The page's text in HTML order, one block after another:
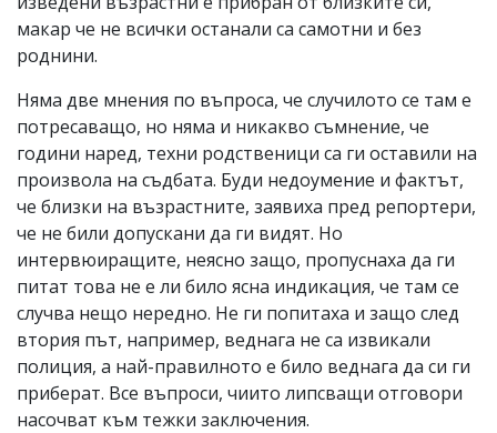
макар че не всички останали са самотни и без
роднини.
Няма две мнения по въпроса, че случилото се там е
потресаващо, но няма и никакво съмнение, че
години наред, техни родственици са ги оставили на
произвола на съдбата. Буди недоумение и фактът,
че близки на възрастните, заявиха пред репортери,
че не били допускани да ги видят. Но
интервюиращите, неясно защо, пропуснаха да ги
питат това не е ли било ясна индикация, че там се
случва нещо нередно. Не ги попитаха и защо след
втория път, например, веднага не са извикали
полиция, а най-правилното е било веднага да си ги
приберат. Все въпроси, чиито липсващи отговори
насочват към тежки заключения.